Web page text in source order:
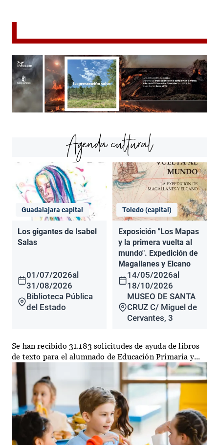
Agenda cultural
Guadalajara capital
Los gigantes de Isabel
Salas
01/07/2026al
31/08/2026
Biblioteca Pública
del Estado
Toledo (capital)
Exposición "Los Mapas
y la primera vuelta al
mundo". Expedición de
Magallanes y Elcano
14/05/2026al
18/10/2026
MUSEO DE SANTA
CRUZ C/ Miguel de
Cervantes, 3
Se han recibido 31.183 solicitudes de ayuda de libros
de texto para el alumnado de Educación Primaria y...